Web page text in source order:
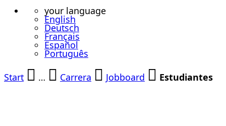
your language
English
Deutsch
Français
Español
Português
Start
… Carrera Jobboard Estudiantes